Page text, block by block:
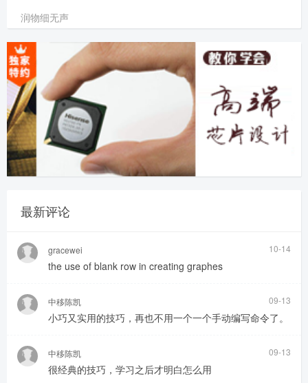
润物细无声
最新评论
gracewei 10-14
the use of blank row in creating graphes
中移陈凯 09-13
小巧又实用的技巧，再也不用一个一个手动编写命令了。
中移陈凯 09-13
很经典的技巧，学习之后才明白怎么用